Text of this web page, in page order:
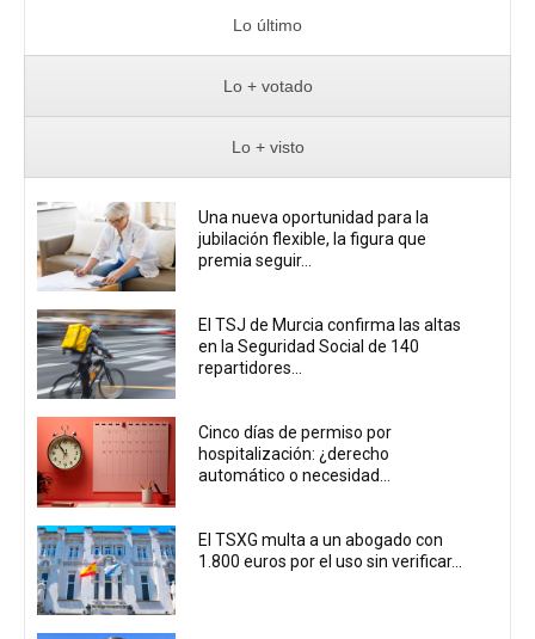
Lo último
Lo + votado
Lo + visto
Una nueva oportunidad para la
jubilación flexible, la figura que
premia seguir...
El TSJ de Murcia confirma las altas
en la Seguridad Social de 140
repartidores...
Cinco días de permiso por
hospitalización: ¿derecho
automático o necesidad...
El TSXG multa a un abogado con
1.800 euros por el uso sin verificar...